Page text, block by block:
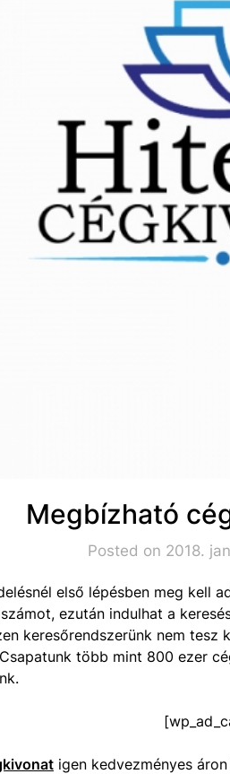
Megbízható
Posted on 2018.
első lépésben meg kell
ezután indulhat a
keresőrendszerünk nem tesz
több mint 800 ezer
igen kedvezményes